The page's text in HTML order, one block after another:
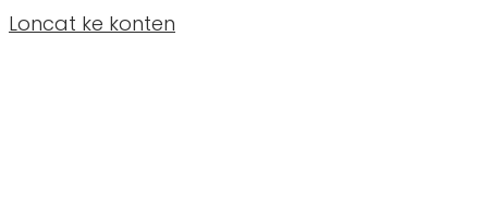
Loncat ke konten